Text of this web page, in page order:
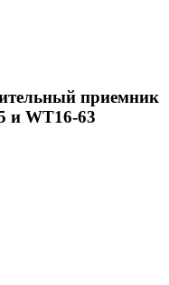
приемник
и WT16-63